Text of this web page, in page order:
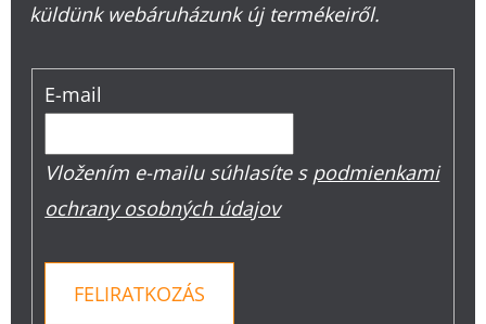
küldünk webáruházunk új termékeiről.
E-mail
Vložením e-mailu súhlasíte s podmienkami
ochrany osobných údajov
FELIRATKOZÁS